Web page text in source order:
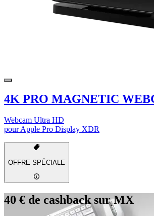
4K PRO MAGNETIC
Webcam Ultra HD
pour Apple Pro Display XDR
OFFRE SPÉCIALE
40 € de cashback sur MX